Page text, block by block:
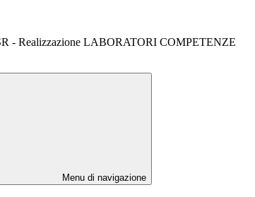
- Realizzazione LABORATORI COMPETENZE
Menu di navigazione